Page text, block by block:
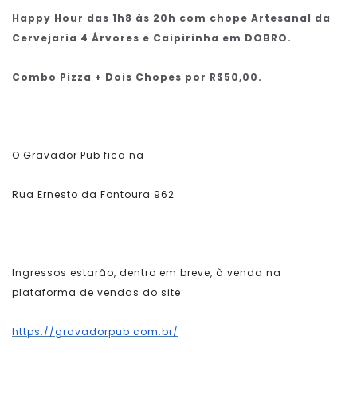
Happy Hour das 1h8 às 20h com chope Artesanal da
Cervejaria 4 Árvores e Caipirinha em DOBRO.
Combo Pizza + Dois Chopes por R$50,00.
O Gravador Pub fica na
Rua Ernesto da Fontoura 962
Ingressos estarão, dentro em breve, à venda na
plataforma de vendas do site:
https://gravadorpub.com.br/